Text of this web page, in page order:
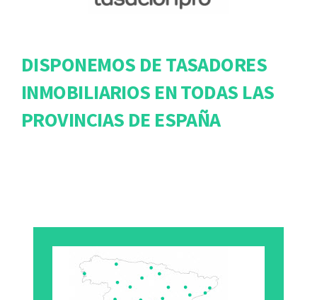
DISPONEMOS DE TASADORES
INMOBILIARIOS EN TODAS LAS
PROVINCIAS DE ESPAÑA